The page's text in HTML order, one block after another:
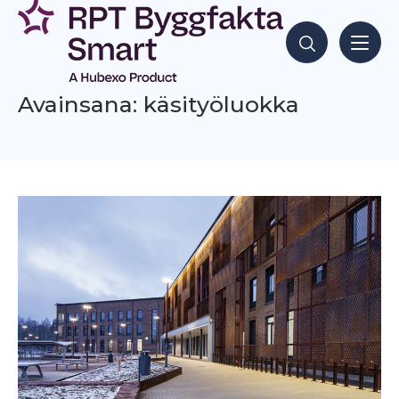
Siirry
sisältöön
Hae sisältöjä
Avainsana: käsityöluokka